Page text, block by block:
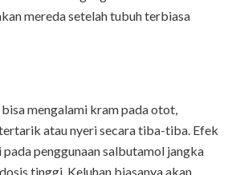
mereda setelah tubuh terbiasa
mengalami kram pada otot,
atau nyeri secara tiba-tiba. Efek
penggunaan salbutamol jangka
tinggi. Keluhan biasanya akan